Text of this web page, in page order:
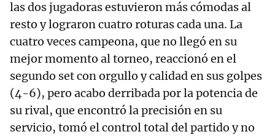
las dos jugadoras estuvieron más cómodas al
resto y lograron cuatro roturas cada una. La
cuatro veces campeona, que no llegó en su
mejor momento al torneo, reaccionó en el
segundo set con orgullo y calidad en sus golpes
(4-6), pero acabo derribada por la potencia de
su rival, que encontró la precisión en su
servicio, tomó el control total del partido y no